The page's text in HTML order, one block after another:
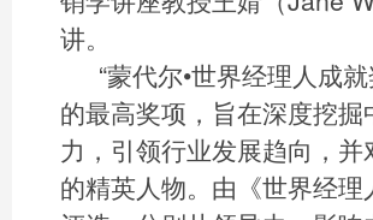
讲。
“蒙代尔•世界经理人成
的最高奖项，旨在深度挖
力，引领行业发展趋向，
的精英人物。由《世界经